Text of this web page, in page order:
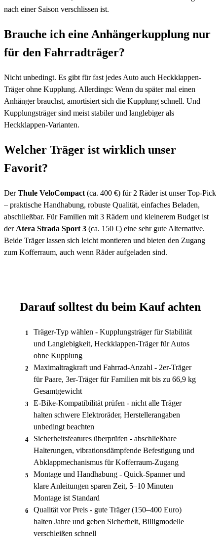
nach einer Saison verschlissen ist.
Brauche ich eine Anhängerkupplung nur
für den Fahrradträger?
Nicht unbedingt. Es gibt für fast jedes Auto auch Heckklappen-
Träger ohne Kupplung. Allerdings: Wenn du später mal einen
Anhänger brauchst, amortisiert sich die Kupplung schnell. Und
Kupplungsträger sind meist stabiler und langlebiger als
Heckklappen-Varianten.
Welcher Träger ist wirklich unser
Favorit?
DerThule VeloCompact (ca. 400 €) für 2 Räder ist unser Top-Pick
– praktische Handhabung, robuste Qualität, einfaches Beladen,
abschließbar. Für Familien mit 3 Rädern und kleinerem Budget ist
der Atera Strada Sport 3 (ca. 150 €) eine sehr gute Alternative.
Beide Träger lassen sich leicht montieren und bieten den Zugang
zum Kofferraum, auch wenn Räder aufgeladen sind.
Darauf solltest du beim Kauf achten
1
Träger-Typ wählen - Kupplungsträger für Stabilität
und Langlebigkeit, Heckklappen-Träger für Autos
ohne Kupplung
2
Maximaltragkraft und Fahrrad-Anzahl - 2er-Träger
für Paare, 3er-Träger für Familien mit bis zu 66,9 kg
Gesamtgewicht
3
E-Bike-Kompatibilität prüfen - nicht alle Träger
halten schwere Elektroräder, Herstellerangaben
unbedingt beachten
4
Sicherheitsfeatures überprüfen - abschließbare
Halterungen, vibrationsdämpfende Befestigung und
Abklappmechanismus für Kofferraum-Zugang
5
Montage und Handhabung - Quick-Spanner und
klare Anleitungen sparen Zeit, 5–10 Minuten
Montage ist Standard
6
Qualität vor Preis - gute Träger (150–400 Euro)
halten Jahre und geben Sicherheit, Billigmodelle
verschleißen schnell